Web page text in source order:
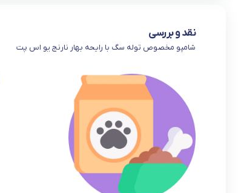
نقد و بررسی
شامپو مخصوص توله سگ با رایحه بهار نارنج یو اس پت